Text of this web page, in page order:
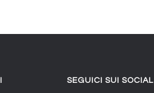
SEGUICI SUI SOCIAL